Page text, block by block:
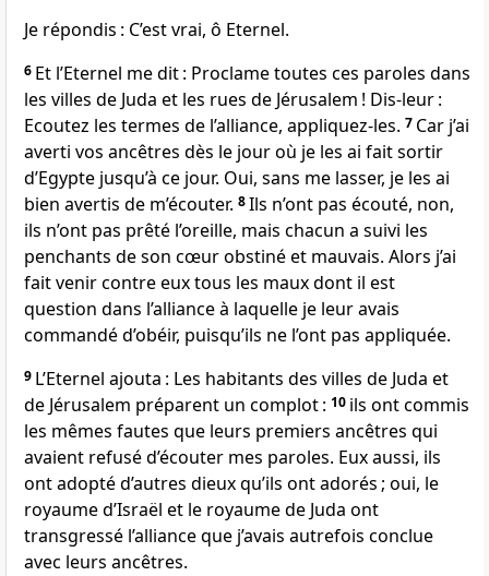
Je répondis : C’est vrai, ô Eternel.
6 Et l’Eternel me dit : Proclame toutes ces paroles dans
les villes de Juda et les rues de Jérusalem ! Dis-leur :
Ecoutez les termes de l’alliance, appliquez-les. 7 Car j’ai
averti vos ancêtres dès le jour où je les ai fait sortir
d’Egypte jusqu’à ce jour. Oui, sans me lasser, je les ai
bien avertis de m’écouter. 8Ils n’ont pas écouté, non,
ils n’ont pas prêté l’oreille, mais chacun a suivi les
penchants de son cœur obstiné et mauvais. Alors j’ai
fait venir contre eux tous les maux dont il est
question dans l’alliance à laquelle je leur avais
commandé d’obéir, puisqu’ils ne l’ont pas appliquée.
9 L’Eternel ajouta : Les habitants des villes de Juda et
de Jérusalem préparent un complot : 10 ils ont commis
les mêmes fautes que leurs premiers ancêtres qui
avaient refusé d’écouter mes paroles. Eux aussi, ils
ont adopté d’autres dieux qu’ils ont adorés ; oui, le
royaume d’Israël et le royaume de Juda ont
transgressé l’alliance que j’avais autrefois conclue
avec leurs ancêtres.